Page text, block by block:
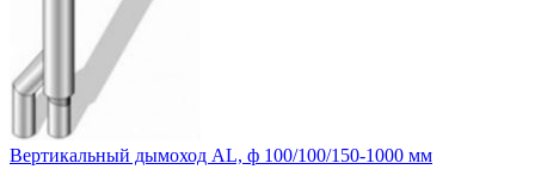
Вертикальный дымоход AL, ф 100/100/150-1000 мм